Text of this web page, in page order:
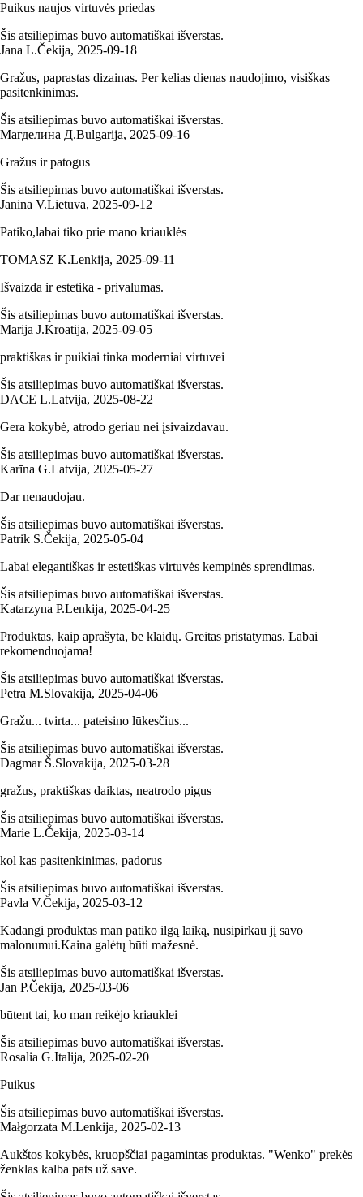
Puikus naujos virtuvės priedas
Šis atsiliepimas buvo automatiškai išverstas.
Jana L.Čekija, 2025‑09‑18
Gražus, paprastas dizainas. Per kelias dienas naudojimo, visiškas
pasitenkinimas.
Šis atsiliepimas buvo automatiškai išverstas.
Магделина Д.Bulgarija, 2025‑09‑16
Gražus ir patogus
Šis atsiliepimas buvo automatiškai išverstas.
Janina V.Lietuva, 2025‑09‑12
Patiko,labai tiko prie mano kriauklės
TOMASZ K.Lenkija, 2025‑09‑11
Išvaizda ir estetika - privalumas.
Šis atsiliepimas buvo automatiškai išverstas.
Marija J.Kroatija, 2025‑09‑05
praktiškas ir puikiai tinka moderniai virtuvei
Šis atsiliepimas buvo automatiškai išverstas.
DACE L.Latvija, 2025‑08‑22
Gera kokybė, atrodo geriau nei įsivaizdavau.
Šis atsiliepimas buvo automatiškai išverstas.
Karīna G.Latvija, 2025‑05‑27
Dar nenaudojau.
Šis atsiliepimas buvo automatiškai išverstas.
Patrik S.Čekija, 2025‑05‑04
Labai elegantiškas ir estetiškas virtuvės kempinės sprendimas.
Šis atsiliepimas buvo automatiškai išverstas.
Katarzyna P.Lenkija, 2025‑04‑25
Produktas, kaip aprašyta, be klaidų. Greitas pristatymas. Labai
rekomenduojama!
Šis atsiliepimas buvo automatiškai išverstas.
Petra M.Slovakija, 2025‑04‑06
Gražu... tvirta... pateisino lūkesčius...
Šis atsiliepimas buvo automatiškai išverstas.
Dagmar Š.Slovakija, 2025‑03‑28
gražus, praktiškas daiktas, neatrodo pigus
Šis atsiliepimas buvo automatiškai išverstas.
Marie L.Čekija, 2025‑03‑14
kol kas pasitenkinimas, padorus
Šis atsiliepimas buvo automatiškai išverstas.
Pavla V.Čekija, 2025‑03‑12
Kadangi produktas man patiko ilgą laiką, nusipirkau jį savo
malonumui.Kaina galėtų būti mažesnė.
Šis atsiliepimas buvo automatiškai išverstas.
Jan P.Čekija, 2025‑03‑06
būtent tai, ko man reikėjo kriauklei
Šis atsiliepimas buvo automatiškai išverstas.
Rosalia G.Italija, 2025‑02‑20
Puikus
Šis atsiliepimas buvo automatiškai išverstas.
Małgorzata M.Lenkija, 2025‑02‑13
Aukštos kokybės, kruopščiai pagamintas produktas. "Wenko" prekės
ženklas kalba pats už save.